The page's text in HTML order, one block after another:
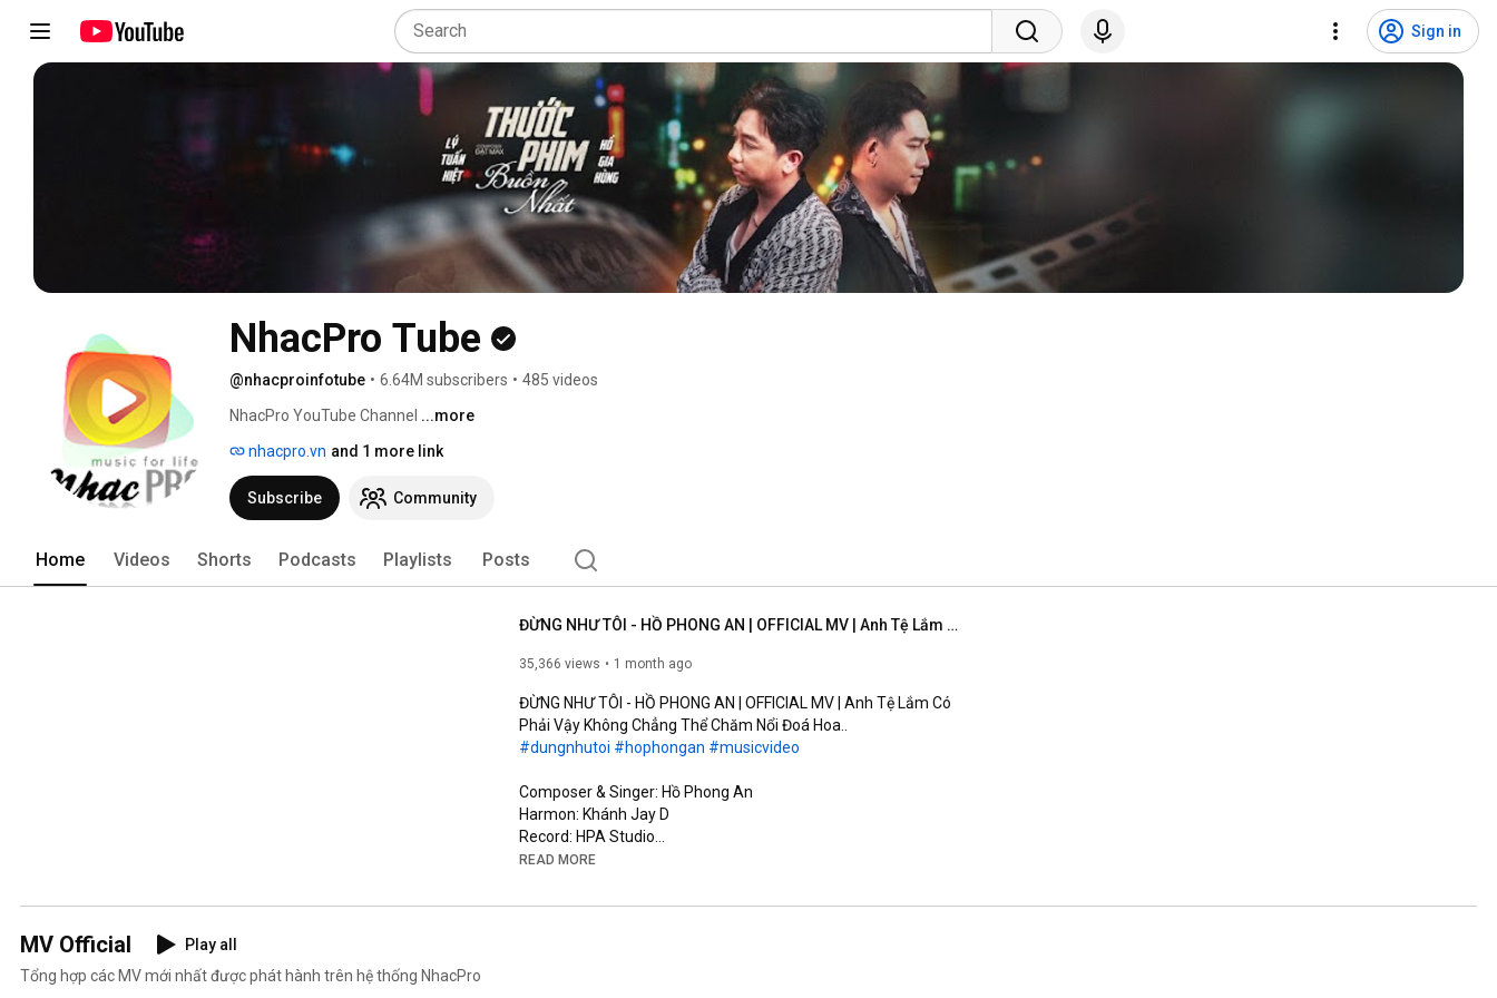
Sign in
NhacPro Tube
@nhacproinfotube • 6.64M subscribers • 485 videos
NhacPro YouTube Channel ...more
nhacpro.vn and 1 more link
Subscribe Community
Home Videos Shorts Podcasts Playlists Posts
ĐỪNG NHƯ TÔI - HỒ PHONG AN | OFFICIAL MV | Anh Tệ Lắm Có Phải Vậy Không Chẳng Thể Chăm Nổi Đoá Hoa..
35,366 views 1 month ago
ĐỪNG NHƯ TÔI - HỒ PHONG AN | OFFICIAL MV | Anh Tệ Lắm Có
#dungnhutoi #hophongan #musicvideo
Composer & Singer: Hồ Phong An
Harmon: Khánh Jay D
Record: HPA Studio
Mix Master & Background Vocal: Đinh Hoàng Quốc
Screenwriter: Võ Thị Bích Trâm
READ MORE
MV Official
Play all
Tổng hợp các MV mới nhất được phát hành trên hệ thống NhacPro